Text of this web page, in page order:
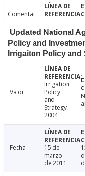
Comentar
Updated National
Policy and
Irrigaiton Policy and
Valor
Irrigation
Policy
and
Strategy
2004
Fecha
15 de
marzo
de 2011